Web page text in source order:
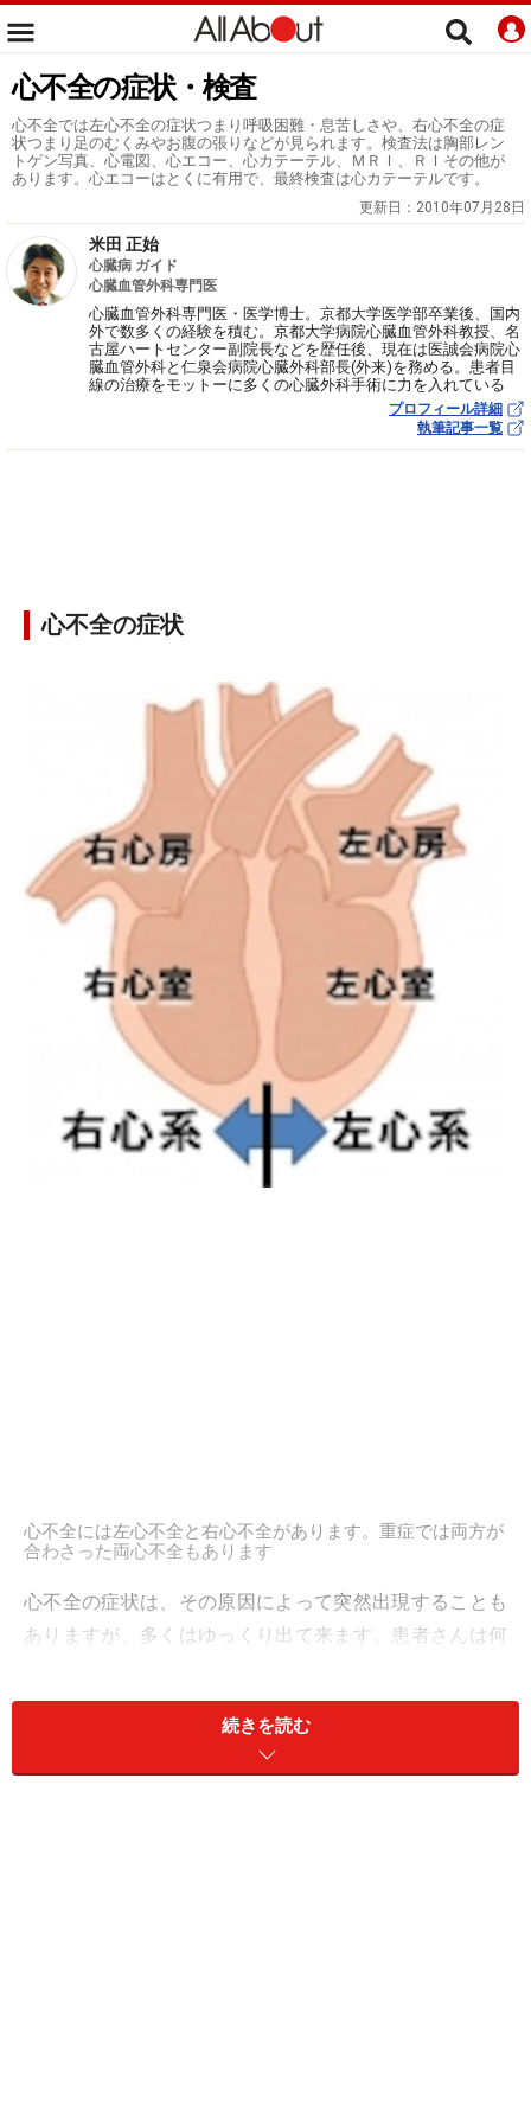
心不全の症状・検査
心不全では左心不全の症状つまり呼吸困難・息苦しさや、右心不全の症
状つまり足のむくみやお腹の張りなどが見られます。検査法は胸部レン
トゲン写真、心電図、心エコー、心カテーテル、ＭＲＩ、ＲＩその他が
あります。心エコーはとくに有用で、最終検査は心カテーテルです。
更新日： 2010年07月28日
米田 正始
心臓病 ガイド
心臓血管外科専門医
心臓血管外科専門医・医学博士。京都大学医学部卒業後、国内
外で数多くの経験を積む。京都大学病院心臓血管外科教授、名
古屋ハートセンター副院長などを歴任後、現在は医誠会病院心
臓血管外科と仁泉会病院心臓外科部長(外来)を務める。患者目
線の治療をモットーに多くの心臓外科手術に力を入れている
プロフィール詳細
執筆記事一覧
心不全の症状
心不全には左心不全と右心不全があります。重症では両方が
合わさった両心不全もあります
心不全の症状は、その原因によって突然出現することも
ありますが、多くはゆっくり出て来ます。患者さんは何
なくなり、症状がいったん隠れることも。その間に心不
全が重くなっていることもあります。
続きを読む